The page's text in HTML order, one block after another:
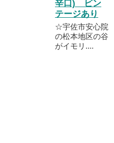
辛口) ビン
テージあり
☆宇佐市安心院
の松本地区の谷
がイモリ....